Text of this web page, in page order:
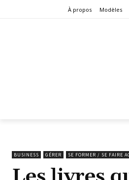
À propos Modèles
BUSINESS GÉRER SE FORMER / SE FAIRE